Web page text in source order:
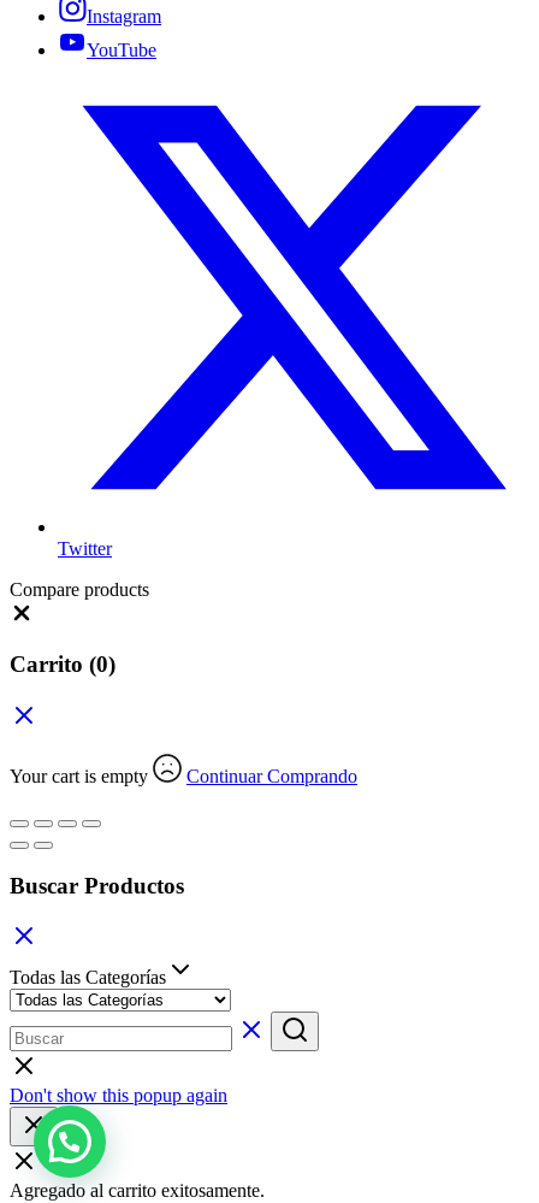
Instagram
YouTube
Twitter
Compare products
Carrito (0)
Your cart is empty Continuar Comprando
Buscar Productos
Todas las Categorías
Don't show this popup again
Agregado al carrito exitosamente.